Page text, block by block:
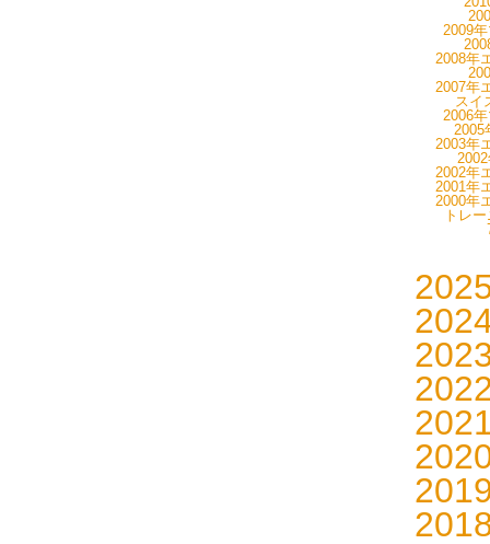
2009
2008年
2007年
スイ
2006
2005
2003年
2002年
2001年
2000年
トレ